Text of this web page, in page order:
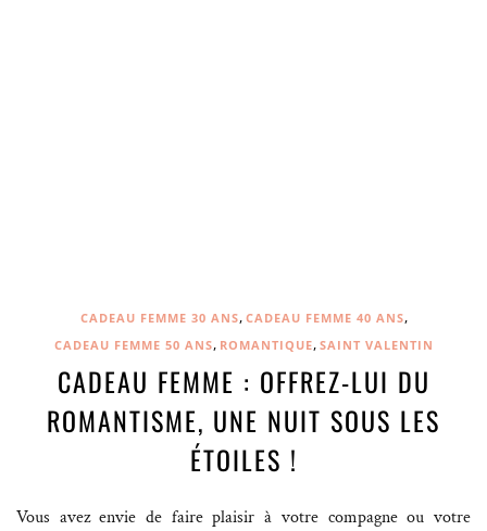
CADEAU FEMME 30 ANS, CADEAU FEMME 40 ANS,
CADEAU FEMME 50 ANS, ROMANTIQUE, SAINT VALENTIN
CADEAU FEMME : OFFREZ-LUI DU
ROMANTISME, UNE NUIT SOUS LES
ÉTOILES !
Vous avez envie de faire plaisir à votre compagne ou votre